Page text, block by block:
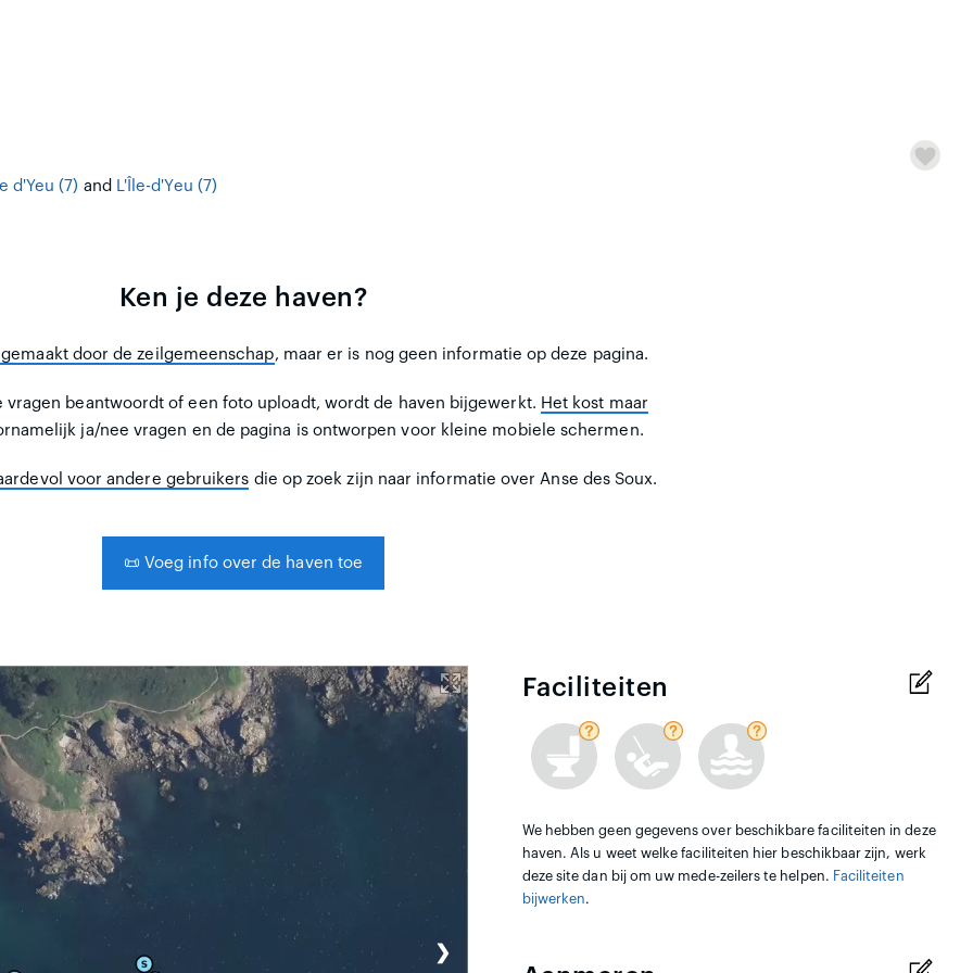
d'Yeu (7) and L'Île-d'Yeu (7)
Ken je deze haven?
door de zeilgemeenschap, maar er is nog geen informatie op deze pagina.
vragen beantwoordt of een foto uploadt, wordt de haven bijgewerkt. Het kost maar
ja/nee vragen en de pagina is ontworpen voor kleine mobiele schermen.
voor andere gebruikers die op zoek zijn naar informatie over Anse des Soux.
📜 Voeg info over de haven toe
❯
Faciliteiten
We hebben geen gegevens over beschikbare faciliteiten in deze
haven. Als u weet welke faciliteiten hier beschikbaar zijn, werk
deze site dan bij om uw mede-zeilers te helpen. Faciliteiten
bijwerken.